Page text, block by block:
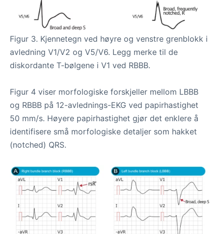
Figur 3. Kjennetegn ved høyre og venstre grenblokk i
avledning V1/V2 og V5/V6. Legg merke til de
diskordante T-bølgene i V1 ved RBBB.
Figur 4 viser morfologiske forskjeller mellom LBBB
og RBBB på 12-avlednings-EKG ved papirhastighet
50 mm/s. Høyere papirhastighet gjør det enklere å
identifisere små morfologiske detaljer som hakket
(notched) QRS.